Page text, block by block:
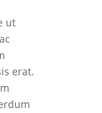
ut
erat.